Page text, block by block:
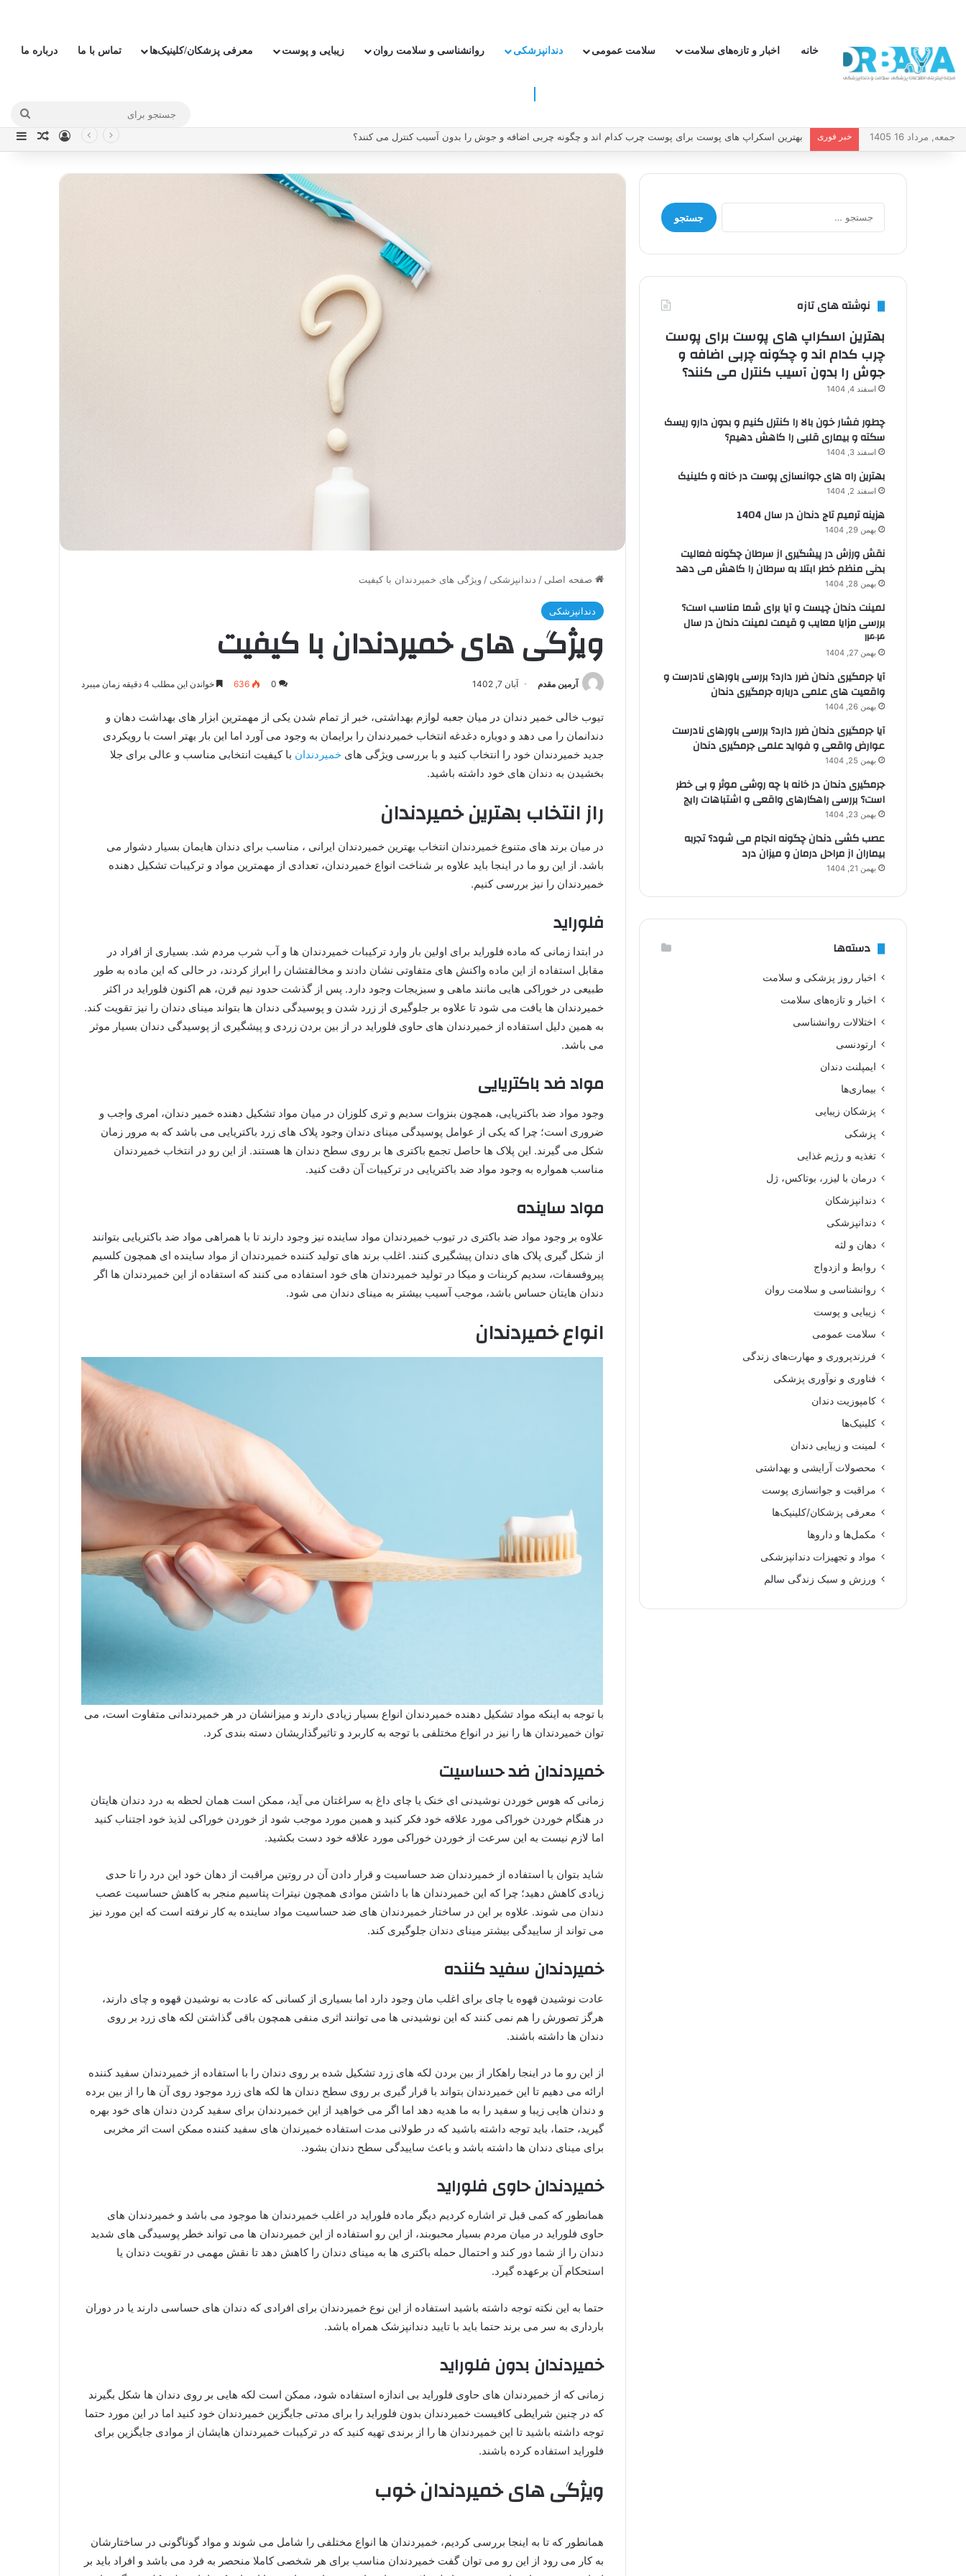
خانه اخبار و تازه‌های سلامت سلامت عمومی دندانپزشکی روانشناسی و سلامت روان زیبایی و پوست معرفی پزشکان/کلینیک‌ها تماس با ما درباره ما
برای
جمعه, مرداد 16 1405 خبر فوری چطور فشار خون بالا را کنترل کنیم و بدون دارو ریسک سکته و بیماری قلبی را کاهش دهیم؟ ورودنوشته
صفحه اصلی / دندانپزشکی / ویژگی های خمیردندان با کیفیت
دندانپزشکی
ویژگی های خمیردندان با کیفیت
آرمین مقدم آبان 7, 1402 0
636 خواندن این مطلب 4 دقیقه زمان میبرد
تیوب خالی خمیر دندان در میان جعبه لوازم بهداشتی، خبر از تمام شدن یکی از مهمترین ابزار های بهداشت دهان و
دندانمان را می دهد و دوباره دغدغه انتخاب خمیردندان را برایمان به وجود می آورد اما این بار بهتر است با رویکردی
جدید خمیردندان خود را انتخاب کنید و با بررسی ویژگی هایخمیردندان با کیفیت انتخابی مناسب و عالی برای جلا
بخشیدن به دندان های خود داشته باشید.
راز انتخاب بهترین خمیردندان
در میان برند های متنوع خمیردندان انتخاب بهترین خمیردندان ایرانی ، مناسب برای دندان هایمان بسیار دشوار می
باشد. از این رو ما در اینجا باید علاوه بر شناخت انواع خمیردندان، تعدادی از مهمترین مواد و ترکیبات تشکیل دهنده
خمیردندان را نیز بررسی کنیم.
فلوراید
در ابتدا زمانی که ماده فلوراید برای اولین بار وارد ترکیبات خمیردندان ها و آب شرب مردم شد. بسیاری از افراد در
مقابل استفاده از این ماده واکنش های متفاوتی نشان دادند و مخالفتشان را ابراز کردند، در حالی که این ماده به طور
طبیعی در خوراکی هایی مانند ماهی و سبزیجات وجود دارد. پس از گذشت حدود نیم قرن، هم اکنون فلوراید در اکثر
خمیردندان ها یافت می شود تا علاوه بر جلوگیری از زرد شدن و پوسیدگی دندان ها بتواند مینای دندان را نیز تقویت کند.
به همین دلیل استفاده از خمیردندان های حاوی فلوراید در از بین بردن زردی و پیشگیری از پوسیدگی دندان بسیار موثر
می باشد.
مواد ضد باکتریایی
وجود مواد ضد باکتریایی، همچون بنزوات سدیم و تری کلوزان در میان مواد تشکیل دهنده خمیر دندان، امری واجب و
ضروری است؛ چرا که یکی از عوامل پوسیدگی مینای دندان وجود پلاک های زرد باکتریایی می باشد که به مرور زمان
شکل می گیرند. این پلاک ها حاصل تجمع باکتری ها بر روی سطح دندان ها هستند. از این رو در انتخاب خمیردندان
مناسب همواره به وجود مواد ضد باکتریایی در ترکیبات آن دقت کنید.
مواد ساینده
علاوه بر وجود مواد ضد باکتری در تیوب خمیردندان مواد ساینده نیز وجود دارند تا با همراهی مواد ضد باکتریایی بتوانند
از شکل گیری پلاک های دندان پیشگیری کنند. اغلب برند های تولید کننده خمیردندان از مواد ساینده ای همچون کلسیم
پیروفسفات، سدیم کربنات و میکا در تولید خمیردندان های خود استفاده می کنند که استفاده از این خمیردندان ها اگر
دندان هایتان حساس باشد، موجب آسیب بیشتر به مینای دندان می شود.
انواع خمیردندان
با توجه به اینکه مواد تشکیل دهنده خمیردندان انواع بسیار زیادی دارند و میزانشان در هر خمیردندانی متفاوت است، می
توان خمیردندان ها را نیز در انواع مختلفی با توجه به کاربرد و تاثیرگذاریشان دسته بندی کرد.
خمیردندان ضد حساسیت
زمانی که هوس خوردن نوشیدنی ای خنک یا چای داغ به سراغتان می آید، ممکن است همان لحظه به درد دندان هایتان
در هنگام خوردن خوراکی مورد علاقه خود فکر کنید و همین مورد موجب شود از خوردن خوراکی لذیذ خود اجتناب کنید
اما لازم نیست به این سرعت از خوردن خوراکی مورد علاقه خود دست بکشید.
شاید بتوان با استفاده از خمیردندان ضد حساسیت و قرار دادن آن در روتین مراقبت از دهان خود این درد را تا حدی
زیادی کاهش دهید؛ چرا که این خمیردندان ها با داشتن موادی همچون نیترات پتاسیم منجر به کاهش حساسیت عصب
دندان می شوند. علاوه بر این در ساختار خمیردندان های ضد حساسیت مواد ساینده به کار نرفته است که این مورد نیز
می تواند از ساییدگی بیشتر مینای دندان جلوگیری کند.
خمیردندان سفید کننده
عادت نوشیدن قهوه یا چای برای اغلب مان وجود دارد اما بسیاری از کسانی که عادت به نوشیدن قهوه و چای دارند،
هرگز تصورش را هم نمی کنند که این نوشیدنی ها می توانند اثری منفی همچون باقی گذاشتن لکه های زرد بر روی
دندان ها داشته باشند.
از این رو ما در اینجا راهکار از بین بردن لکه های زرد تشکیل شده بر روی دندان را با استفاده از خمیردندان سفید کننده
ارائه می دهیم تا این خمیردندان بتواند با قرار گیری بر روی سطح دندان ها لکه های زرد موجود روی آن ها را از بین برده
و دندان هایی زیبا و سفید را به ما هدیه دهد اما اگر می خواهید از این خمیردندان برای سفید کردن دندان های خود بهره
گیرید، حتما، باید توجه داشته باشید که در طولانی مدت استفاده خمیرندان های سفید کننده ممکن است اثر مخربی
برای مینای دندان ها داشته باشد و باعث ساییدگی سطح دندان بشود.
خمیردندان حاوی فلوراید
همانطور که کمی قبل تر اشاره کردیم دیگر ماده فلوراید در اغلب خمیردندان ها موجود می باشد و خمیردندان های
حاوی فلوراید در میان مردم بسیار محبوبند، از این رو استفاده از این خمیردندان ها می تواند خطر پوسیدگی های شدید
دندان را از شما دور کند و احتمال حمله باکتری ها به مینای دندان را کاهش دهد تا نقش مهمی در تقویت دندان یا
استحکام آن برعهده گیرد.
حتما به این نکته توجه داشته باشید استفاده از این نوع خمیردندان برای افرادی که دندان های حساسی دارند یا در دوران
بارداری به سر می برند حتما باید با تایید دندانپزشک همراه باشد.
خمیردندان بدون فلوراید
زمانی که از خمیردندان های حاوی فلوراید بی اندازه استفاده شود، ممکن است لکه هایی بر روی دندان ها شکل بگیرند
که در چنین شرایطی کافیست خمیردندان بدون فلوراید را برای مدتی جایگزین خمیردندان خود کنید اما در این مورد حتما
توجه داشته باشید تا این خمیردندان ها را از برندی تهیه کنید که در ترکیبات خمیردندان هایشان از موادی جایگزین برای
فلوراید استفاده کرده باشند.
ویژگی های خمیردندان خوب
همانطور که تا به اینجا بررسی کردیم، خمیردندان ها انواع مختلفی را شامل می شوند و مواد گوناگونی در ساختارشان
به کار می رود از این رو می توان گفت خمیردندان مناسب برای هر شخصی کاملا منحصر به فرد می باشد و افراد باید بر
جستجو
برای:
نوشته های تازه
بهترین اسکراپ های پوست برای پوست
چرب کدام اند و چگونه چربی اضافه و
جوش را بدون آسیب کنترل می کنند؟
اسفند 4, 1404
چطور فشار خون بالا را کنترل کنیم و بدون دارو ریسک
سکته و بیماری قلبی را کاهش دهیم؟
اسفند 3, 1404
بهترین راه های جوانسازی پوست در خانه و کلینیک
اسفند 2, 1404
هزینه ترمیم تاج دندان در سال 1404
بهمن 29, 1404
نقش ورزش در پیشگیری از سرطان چگونه فعالیت
بدنی منظم خطر ابتلا به سرطان را کاهش می دهد
بهمن 28, 1404
لمینت دندان چیست و آیا برای شما مناسب است؟
بررسی مزایا معایب و قیمت لمینت دندان در سال
۱۴۰۴
بهمن 27, 1404
آیا جرمگیری دندان ضرر دارد؟ بررسی باورهای نادرست و
واقعیت های علمی درباره جرمگیری دندان
بهمن 26, 1404
آیا جرمگیری دندان ضرر دارد؟ بررسی باورهای نادرست
عوارض واقعی و فواید علمی جرمگیری دندان
بهمن 25, 1404
جرمگیری دندان در خانه با چه روشی موثر و بی خطر
است؟ بررسی راهکارهای واقعی و اشتباهات رایج
بهمن 23, 1404
عصب کشی دندان چگونه انجام می شود؟ تجربه
بیماران از مراحل درمان و میزان درد
بهمن 21, 1404
دسته‌ها
اخبار روز پزشکی و سلامت
اخبار و تازه‌های سلامت
اختلالات روانشناسی
ارتودنسی
ایمپلنت دندان
بیماری‌ها
پزشکان زیبایی
پزشکی
تغذیه و رژیم غذایی
درمان با لیزر، بوتاکس، ژل
دندانپزشکان
دندانپزشکی
دهان و لثه
روابط و ازدواج
روانشناسی و سلامت روان
زیبایی و پوست
سلامت عمومی
فرزندپروری و مهارت‌های زندگی
فناوری و نوآوری پزشکی
کامپوزیت دندان
کلینیک‌ها
لمینت و زیبایی دندان
محصولات آرایشی و بهداشتی
مراقبت و جوانسازی پوست
معرفی پزشکان/کلینیک‌ها
مکمل‌ها و داروها
مواد و تجهیزات دندانپزشکی
ورزش و سبک زندگی سالم